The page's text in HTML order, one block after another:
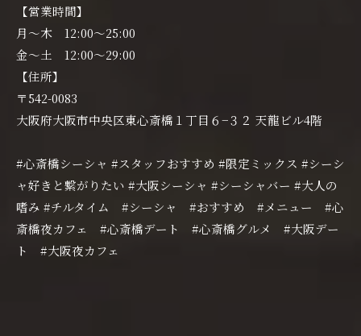
【営業時間】
月〜木 12:00〜25:00
金〜土 12:00〜29:00
【住所】
〒542-0083
大阪府大阪市中央区東心斎橋１丁目６−３２ 天龍ビル4階
#心斎橋シーシャ #スタッフおすすめ #限定ミックス #シーシ
ャ好きと繋がりたい #大阪シーシャ #シーシャバー #大人の
嗜み #チルタイム #シーシャ #おすすめ #メニュー #心
斎橋夜カフェ #心斎橋デート #心斎橋グルメ #大阪デー
ト #大阪夜カフェ